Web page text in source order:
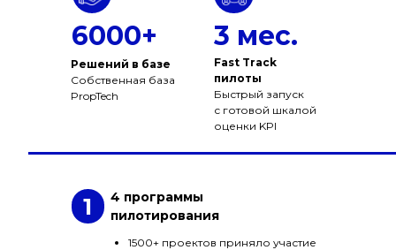
3 мес.
Решений в базе
Собственная база
PropTech
6000+
Fast Track
пилоты
Быстрый запуск
с готовой шкалой
оценки KPI
1
4 программы
пилотирования
1500+ проектов приняло участие